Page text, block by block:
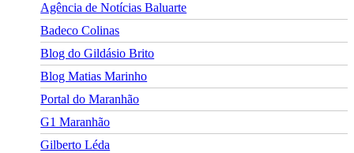
Agência de Notícias Baluarte
Badeco Colinas
Blog do Gildásio Brito
Blog Matias Marinho
Portal do Maranhão
G1 Maranhão
Gilberto Léda